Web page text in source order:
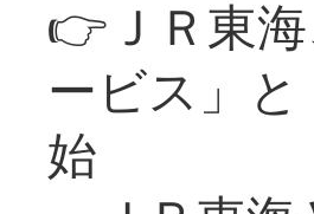
👉ＪＲ東
ービス」
始